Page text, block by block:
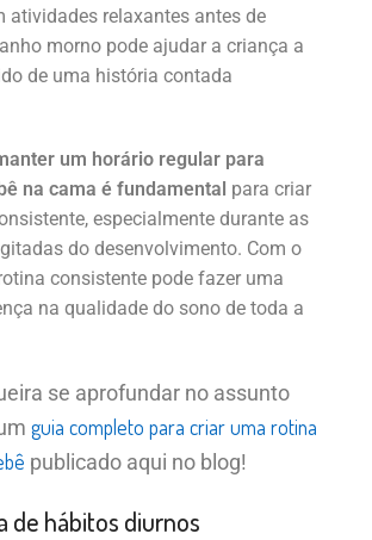
atividades relaxantes antes de
morno pode ajudar a criança a
de uma história contada
um horário regular para
na cama é fundamental para criar
especialmente durante as
do desenvolvimento. Com o
consistente pode fazer uma
na qualidade do sono de toda a
se aprofundar no assunto
guia completo para criar uma rotina
publicado aqui no blog!
de hábitos diurnos